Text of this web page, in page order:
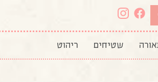
שטיחים ריהוט